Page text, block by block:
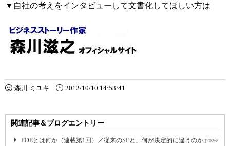
▼自社の考えをインタビューして文書化してほしい方は
森川 ミユキ 2012/10/10 14:53:41
関連記事＆ブログエントリー
FDEとは何か（連載第1回）／従来のSEと、何が決定的に違うのか (2026/